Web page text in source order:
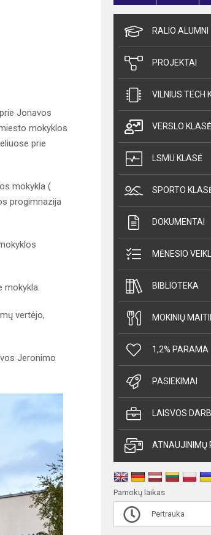
Jonavos
mokyklos
prie
mokykla (
progimnazija
mokykla.
vertėjo,
Jeronimo
RALIO ALUMNI
PROJEKTAI
VILNIUS TECH
VERSLO KLASĖ
LSMU KLASĖ
SPORTO
DOKUMENTAI
MĖNESIO
BIBLIOTEKA
MOKINIŲ
1,2% PARAMA
PASIEKIMAI
LAISVOS
ATNAUJINIMŲ
Pamokų laikas
Pertrauka